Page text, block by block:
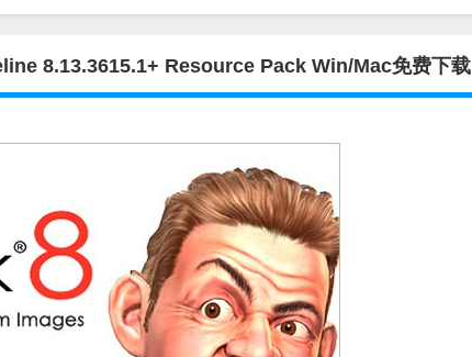
8.13.3615.1+ Resource Pack Win/Mac免费下载